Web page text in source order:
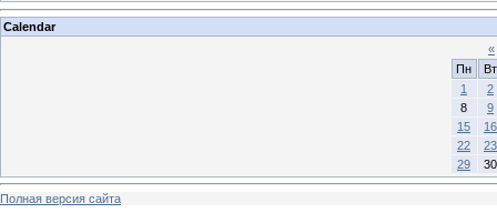
Calendar
«
Пн
Вт
1
2
8
9
15
16
22
23
29
30
Полная версия сайта